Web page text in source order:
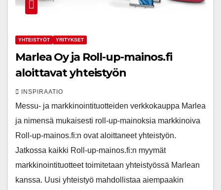
YHTEISTYÖT YRITYKSET
Marlea Oy ja Roll-up-mainos.fi
aloittavat yhteistyön
INSPIRAATIO
Messu- ja markkinointituotteiden verkkokauppa Marlea
ja nimensä mukaisesti roll-up-mainoksia markkinoiva
Roll-up-mainos.fi:n ovat aloittaneet yhteistyön.
Jatkossa kaikki Roll-up-mainos.fi:n myymät
markkinointituotteet toimitetaan yhteistyössä Marlean
kanssa. Uusi yhteistyö mahdollistaa aiempaakin